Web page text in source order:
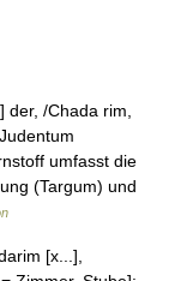
/Chada rim,
umfasst die
(Targum) und
[x...],